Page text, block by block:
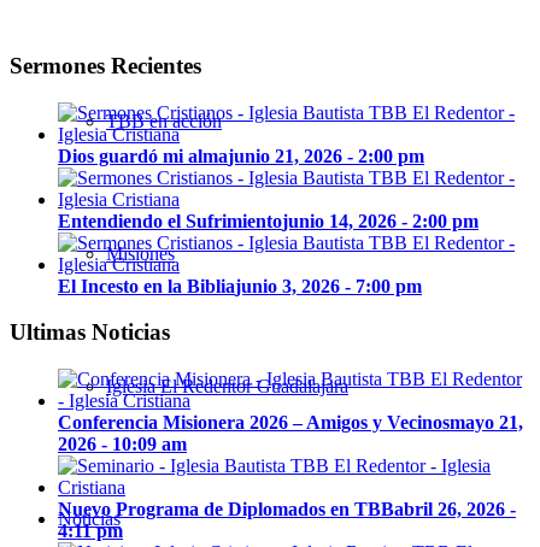
TBB en acción
Misiones
Iglesia El Redentor Guadalajara
Noticias
Sermones Recientes
Dios guardó mi almajunio 21, 2026 - 2:00 pm
Entendiendo el Sufrimientojunio 14, 2026 - 2:00 pm
El Incesto en la Bibliajunio 3, 2026 - 7:00 pm
Ultimas Noticias
Conferencia Misionera 2026 – Amigos y Vecinosmayo 21,
2026 - 10:09 am
Nuevo Programa de Diplomados en TBBabril 26, 2026 -
4:11 pm